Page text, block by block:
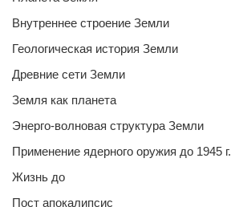
Внутреннее строение Земли
Геологическая история Земли
Древние сети Земли
Земля как планета
Энерго-волновая структура Земли
Применение ядерного оружия до 1945 г.
Жизнь до
Пост апокалипсис